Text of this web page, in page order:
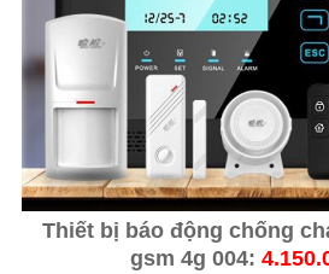
Thiết bị báo động chống
gsm 4g 004: